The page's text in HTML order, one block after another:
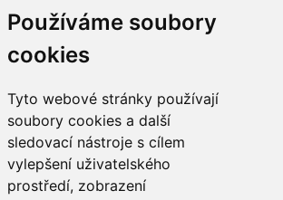
Používáme soubory
cookies
Tyto webové stránky používají
soubory cookies a další
sledovací nástroje s cílem
vylepšení uživatelského
prostředí, zobrazení